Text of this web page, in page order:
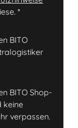
*
BITO
BITO Shop-
keine
verpassen.